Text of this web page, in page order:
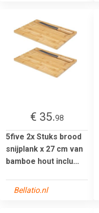
€ 35.98
5five 2x Stuks brood
snijplank x 27 cm van
bamboe hout inclu...
Bellatio.nl